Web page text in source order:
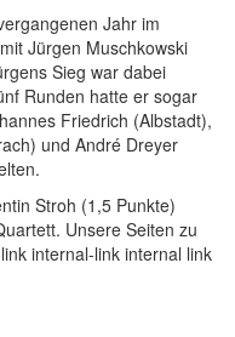
Jahr im
Jürgen Muschkowski
Sieg war dabei
Runden hatte er sogar
Friedrich (Albstadt),
und André Dreyer
Stroh (1,5 Punkte)
Unsere Seiten zu
internal-link internal link